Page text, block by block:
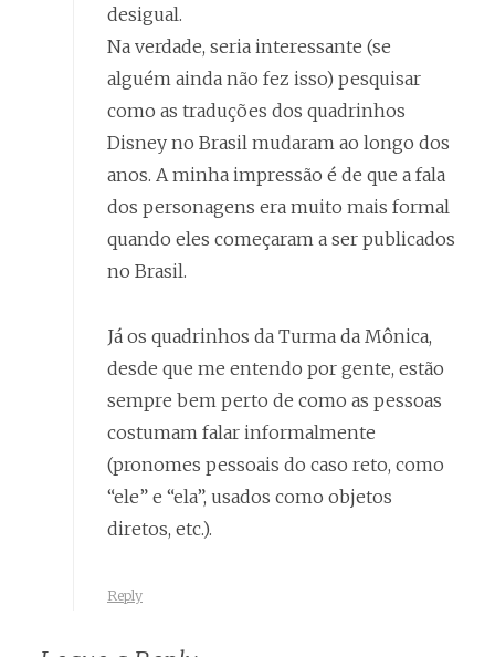
desigual.
Na verdade, seria interessante (se
alguém ainda não fez isso) pesquisar
como as traduções dos quadrinhos
Disney no Brasil mudaram ao longo dos
anos. A minha impressão é de que a fala
dos personagens era muito mais formal
quando eles começaram a ser publicados
no Brasil.
Já os quadrinhos da Turma da Mônica,
desde que me entendo por gente, estão
sempre bem perto de como as pessoas
costumam falar informalmente
(pronomes pessoais do caso reto, como
“ele” e “ela”, usados como objetos
diretos, etc.).
Reply